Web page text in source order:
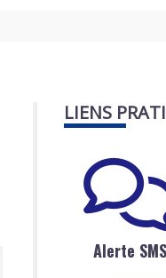
LIENS
Alerte SMS